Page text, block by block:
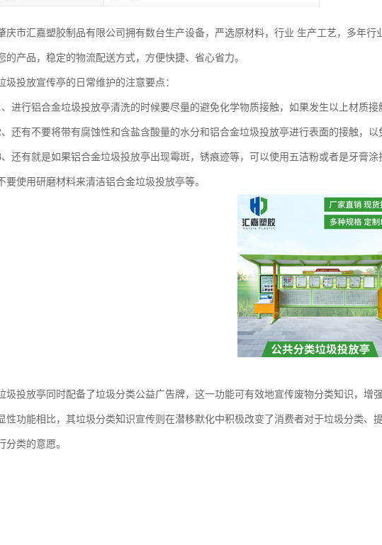
庆市汇嘉塑胶制品有限公司拥有数台生产设备，严选原材料，行业 生产工艺，多年
的产品，稳定的物流配送方式，方便快捷、省心省力。
圾投放宣传亭的日常维护的注意要点：
、进行铝合金垃圾投放亭清洗的时候要尽量的避免化学物质接触，如果发生以上材质接
、还有不要将带有腐蚀性和含盐含酸量的水分和铝合金垃圾投放亭进行表面的接触，以
、还有就是如果铝合金垃圾投放亭出现霉斑，锈痕迹等，可以使用五洁粉或者是牙膏
要使用研磨材料来清洁铝合金垃圾投放亭等。
圾投放亭同时配备了垃圾分类公益广告牌，这一功能可有效地宣传废物分类知识，增
性功能相比，其垃圾分类知识宣传则在潜移默化中积极改变了消费者对于垃圾分类
分类的意愿。